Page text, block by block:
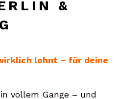
& U
lohnt – für deine
vollem Gange – und